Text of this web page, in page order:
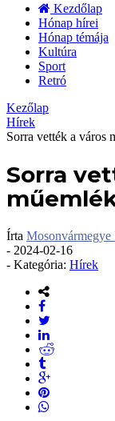
Kezdőlap
Hónap hírei
Hónap témája
Kultúra
Sport
Retró
Kezőlap
Hírek
Sorra vették a város
Sorra
Írta
- 2024-02-16
- Kategória: Hírek